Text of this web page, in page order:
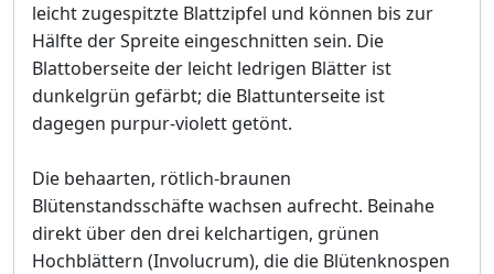
leicht zugespitzte Blattzipfel und können bis zur
Hälfte der Spreite eingeschnitten sein. Die
Blattoberseite der leicht ledrigen Blätter ist
dunkelgrün gefärbt; die Blattunterseite ist
dagegen purpur-violett getönt.
Die behaarten, rötlich-braunen
Blütenstandsschäfte wachsen aufrecht. Beinahe
direkt über den drei kelchartigen, grünen
Hochblättern (Involucrum), die die Blütenknospen